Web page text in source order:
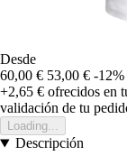
Desde
60,00 € 53,00 € -12%
+2,65 € ofrecidos en
validación de tu
Loading...
Descripción